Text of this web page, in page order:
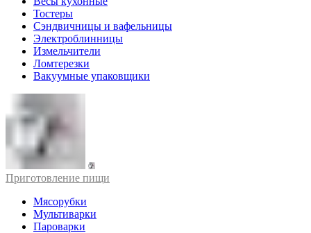
Тостеры
Сэндвичницы и вафельницы
Электроблинницы
Измельчители
Ломтерезки
Вакуумные упаковщики
Приготовление пищи
Мясорубки
Мультиварки
Пароварки